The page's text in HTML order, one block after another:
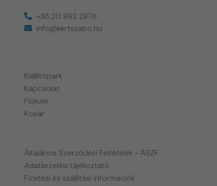
+36 20 992 2876
info@kertszabo.hu
Kiállítópark
Kapcsolat
Fiókom
Kosár
Általános Szerződési Feltételek - ÁSZF
Adatkezelési tájékoztató
Fizetési és szállítási információk